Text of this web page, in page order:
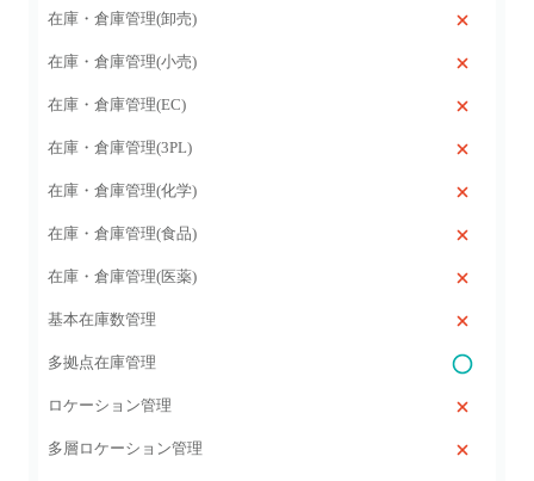
在庫・倉庫管理(卸売)
在庫・倉庫管理(小売)
在庫・倉庫管理(EC)
在庫・倉庫管理(3PL)
在庫・倉庫管理(化学)
在庫・倉庫管理(食品)
在庫・倉庫管理(医薬)
基本在庫数管理
多拠点在庫管理
ロケーション管理
多層ロケーション管理